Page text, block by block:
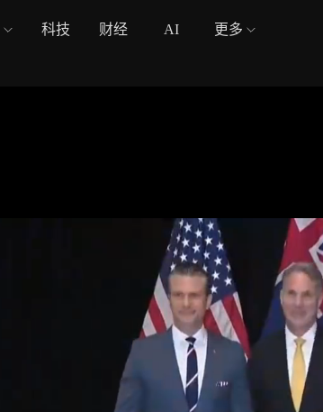
科技 财经 AI 更多